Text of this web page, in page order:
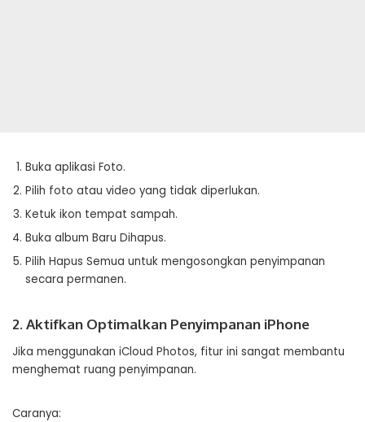
Buka aplikasi Foto.
Pilih foto atau video yang tidak diperlukan.
Ketuk ikon tempat sampah.
Buka album Baru Dihapus.
Pilih Hapus Semua untuk mengosongkan penyimpanan
secara permanen.
2. Aktifkan Optimalkan Penyimpanan iPhone
Jika menggunakan iCloud Photos, fitur ini sangat membantu
menghemat ruang penyimpanan.
Caranya: